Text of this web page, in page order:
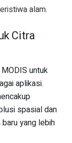
alam.
Citra
untuk
aplikasi.
spasial dan
yang lebih